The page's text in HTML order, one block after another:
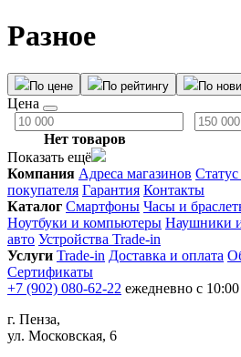
Разное
По цене По рейтингу По
Цена
Нет товаров
Показать ещё
Компания Адреса магазинов Статус
покупателя Гарантия Контакты
Каталог Смартфоны Часы и
Ноутбуки и компьютеры Наушники
авто Устройства Trade-in
Услуги Trade-in Доставка и оплата
Сертификаты
+7 (902) 080-62-22 ежедневно с
г. Пенза,
ул. Московская, 6